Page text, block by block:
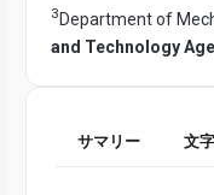
3 Department of
and Technology
サマリー 文